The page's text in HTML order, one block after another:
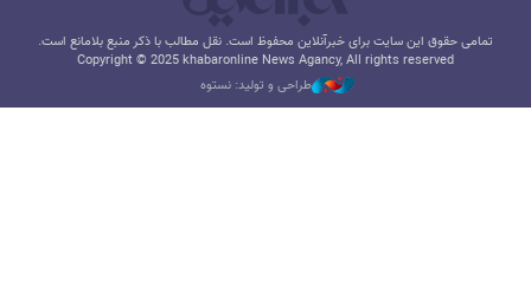
تمامی حقوق این سایت برای خبرآنلاین محفوظ است. نقل مطالب با ذکر منبع بلامانع است.
Copyright © 2025 khabaronline News Agancy, All rights reserved
طراحی و تولید: نستوه